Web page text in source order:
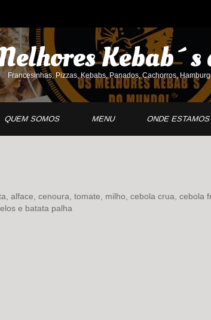
Francesinhas, Pizzas, Kebabs, Panados, Cachorros,
QUEM SOMOS MENU ONDE ESTAMOS
alface, cenoura, tomate, milho, cebola crua, cebola
e batata palha